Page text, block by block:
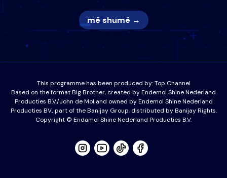
më shumë →
This programme has been produced by:Top Channel
Based on the format Big Brother, created by Endemol Shine Nederland
Producties B.V./John de Mol and owned by Endemol Shine Nederland
Producties BV., part of the Banijay Group, distributed by Banijay Rights.
Copyright © Endamol Shine Nederland Producties B.V.